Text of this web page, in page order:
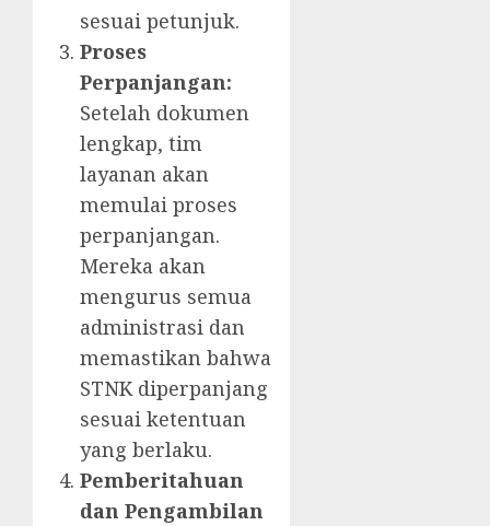
sesuai petunjuk.
Proses
Perpanjangan:
Setelah dokumen
lengkap, tim
layanan akan
memulai proses
perpanjangan.
Mereka akan
mengurus semua
administrasi dan
memastikan bahwa
STNK diperpanjang
sesuai ketentuan
yang berlaku.
Pemberitahuan
dan Pengambilan